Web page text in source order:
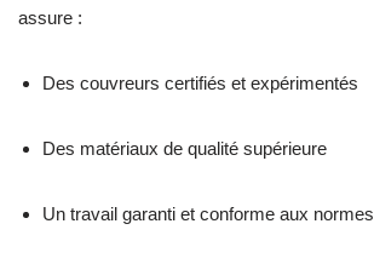
assure :
Des couvreurs certifiés et expérimentés
Des matériaux de qualité supérieure
Un travail garanti et conforme aux normes